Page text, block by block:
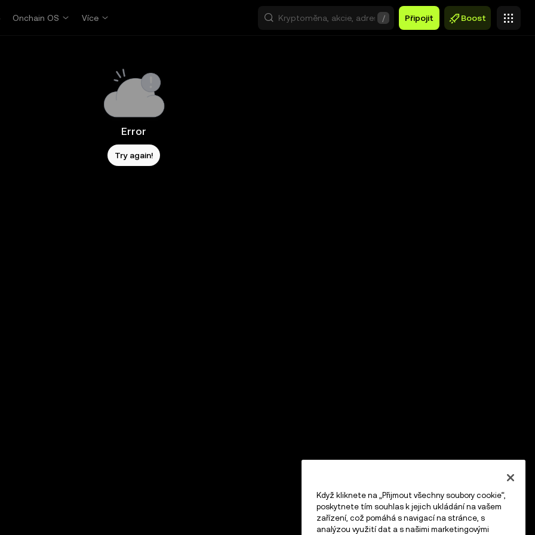
Onchain OS Více / Připojit Boost
Error
Try again!
Když kliknete na „Přijmout všechny soubory cookie“,
poskytnete tím souhlas k jejich ukládání na vašem
zařízení, což pomáhá s navigací na stránce, s
analýzou využití dat a s našimi marketingovými